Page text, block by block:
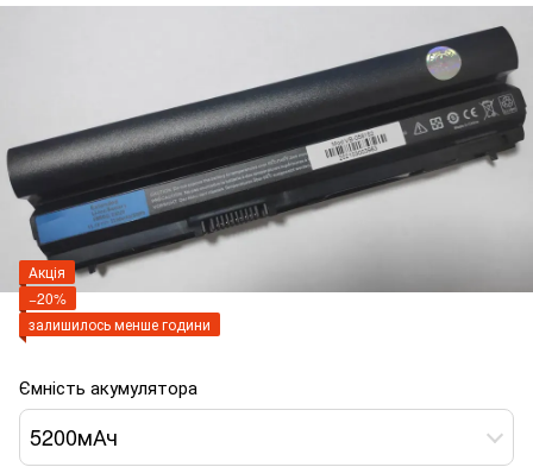
Акція
−20%
залишилось менше години
Ємність акумулятора
5200мАч